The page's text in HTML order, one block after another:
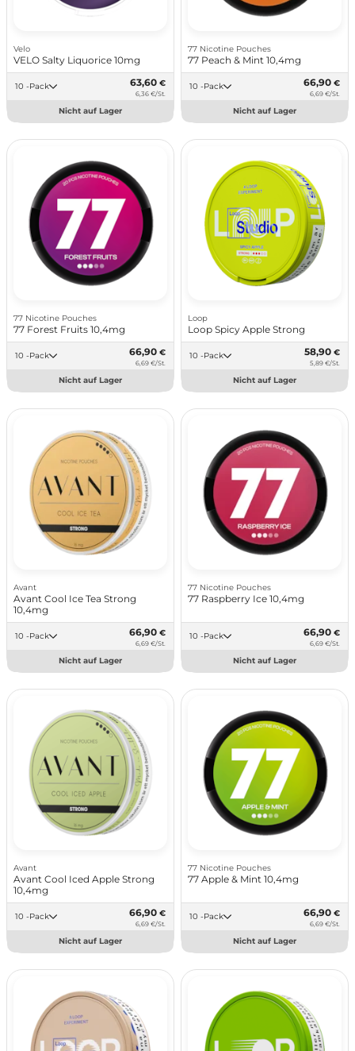
Velo
VELO Salty Liquorice 10mg
10 -Pack 63,60 €
6,36 €/St.
Nicht auf Lager
77 Nicotine Pouches
77 Peach & Mint 10,4mg
10 -Pack 66,90 €
6,69 €/St.
Nicht auf Lager
77 Nicotine Pouches
77 Forest Fruits 10,4mg
10 -Pack 66,90 €
6,69 €/St.
Nicht auf Lager
Loop
Loop Spicy Apple Strong
10 -Pack 58,90 €
5,89 €/St.
Nicht auf Lager
Avant
Avant Cool Ice Tea Strong
10,4mg
10 -Pack 66,90 €
6,69 €/St.
Nicht auf Lager
77 Nicotine Pouches
77 Raspberry Ice 10,4mg
10 -Pack 66,90 €
6,69 €/St.
Nicht auf Lager
Avant
Avant Cool Iced Apple Strong
10,4mg
10 -Pack 66,90 €
6,69 €/St.
Nicht auf Lager
77 Nicotine Pouches
77 Apple & Mint 10,4mg
10 -Pack 66,90 €
6,69 €/St.
Nicht auf Lager